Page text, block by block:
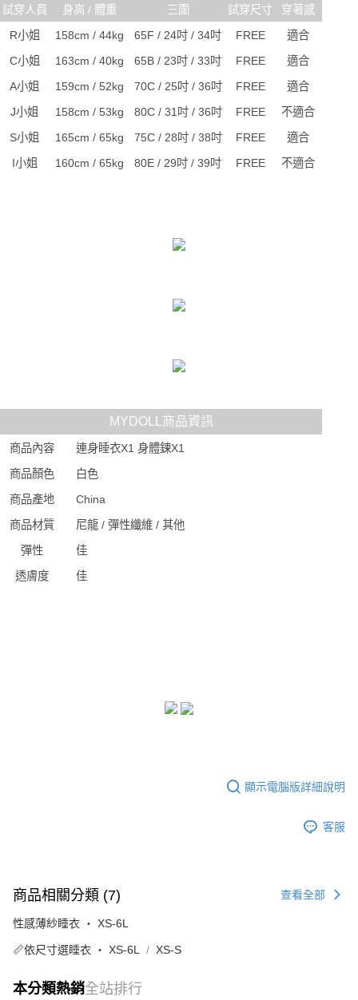
試穿人員 身高 / 體重 三圍 試穿尺寸
穿著感
R小姐
158cm / 44kg 65F / 24吋 / 34吋 FREE
適合
C小姐
163cm / 40kg 65B / 23吋 / 33吋 FREE
適合
A小姐
159cm / 52kg 70C / 25吋 / 36吋 FREE
適合
J小姐
158cm / 53kg 80C / 31吋 / 36吋 FREE
不適合
S小姐
165cm / 65kg 75C / 28吋 / 38吋 FREE
適合
I小姐
160cm / 65kg 80E / 29吋 / 39吋 FREE 不適合
MYDOLL商品資訊
商品內容
連身睡衣X1 身體鍊X1
商品顏色
白色
商品產地
China
商品材質
尼龍 / 彈性纖維 / 其他
彈性
佳
透膚度
佳
顯示電腦版詳細說明
客服
商品相關分類 (7) 查看全部
性感薄紗睡衣 ‧ XS-6L
📏依尺寸選睡衣 ‧ XS-6L XS-S
本分類熱銷全站排行